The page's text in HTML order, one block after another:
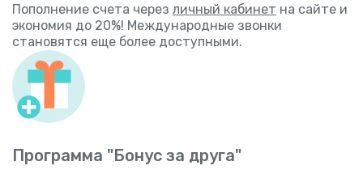
Пополнение счета через личный кабинет на сайте и
экономия до 20%! Международные звонки
становятся еще более доступными.
Программа "Бонус за друга"